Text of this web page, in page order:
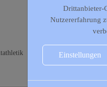
Drittanbieter-
Nutzererfahrung
Einstellungen